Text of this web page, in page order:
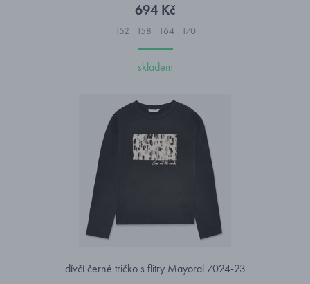
694 Kč
152 158 164 170
skladem
dívčí černé tričko s flitry Mayoral 7024-23